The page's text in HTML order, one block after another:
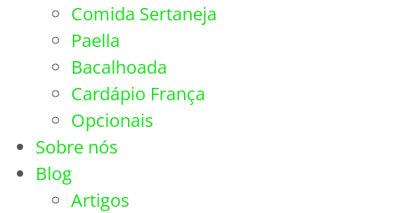
Comida Sertaneja
Paella
Bacalhoada
Cardápio França
Opcionais
Sobre nós
Blog
Artigos